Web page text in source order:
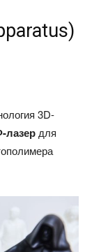
3D-
лазер для